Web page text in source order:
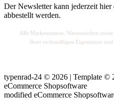
Der Newsletter kann jederzeit
abbestellt werden.
Alle Markennamen, Warenzeichen sowie
Ihrer rechtmäßigen Eigentümer
typenrad-24 © 2026 | Template ©
eCommerce Shopsoftware
modified eCommerce